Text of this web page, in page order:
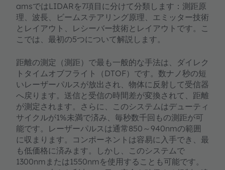
amsではLIDARを7項目に分けて分類します：測距原
理、波長、ビームステアリング原理、エミッター技術
とレイアウト、レシーバー技術とレイアウトです。こ
こでは、最初の5つについて解説します。
距離の測定（測距）で最も一般的な手法は、ダイレク
トタイムオブフライト（DTOF）です。数ナノ秒の短
いレーザーパルスが放出され、物体に反射して受信器
へ戻ります。送信と受信の時間差が変換されて、距離
が測定されます。さらに、このシステムはデューティ
サイクルが1%未満で済み、毎秒数千回もの測距が可
能です。レーザーパルスは通常850～940nmの範囲
に収まります。コンポーネントは容易に入手でき、最
も低価格に済みます。しかし、このシステムで
1300nmまたは1550nmを使用することも可能です。